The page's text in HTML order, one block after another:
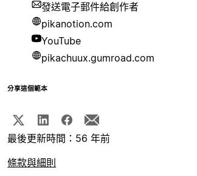
發送電子郵件給創作者
pikanotion.com
YouTube
pikachuux.gumroad.com
分享這個範本
最後更新時間：56 年前
條款與細則